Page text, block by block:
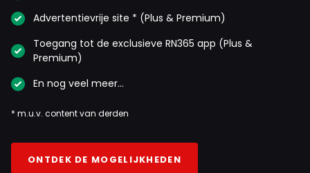
Advertentievrije site * (Plus & Premium)
Toegang tot de exclusieve RN365 app (Plus &
Premium)
En nog veel meer…
* m.u.v. content van derden
ONTDEK DE MOGELIJKHEDEN